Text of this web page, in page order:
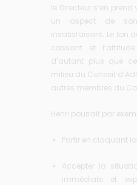
le Directeur s’en
un aspect de
insatisfaisant. Le ton
cassant et
d’autant plus que
milieu du Conseil
autres membres du
Henri pourrait par
Partir en claquant la
Accepter la
immédiate et